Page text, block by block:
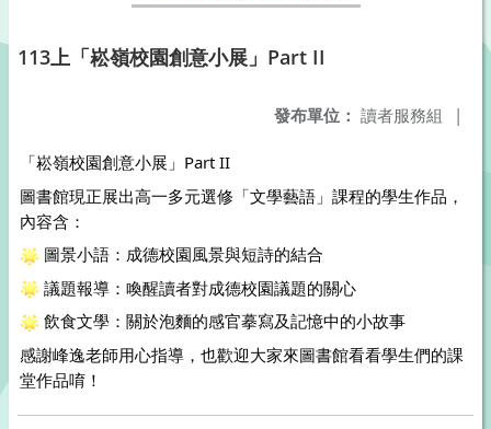
113上「崧嶺校園創意小展」Part II
發布單位： 讀者服務組 |
「崧嶺校園創意小展」Part II
圖書館現正展出高一多元選修「文學藝語」課程的學生作品，
內容含：
圖景小語：成德校園風景與短詩的結合
議題報導：喚醒讀者對成德校園議題的關心
飲食文學：關於泡麵的感官摹寫及記憶中的小故事
感謝峰逸老師用心指導，也歡迎大家來圖書館看看學生們的課
堂作品唷！